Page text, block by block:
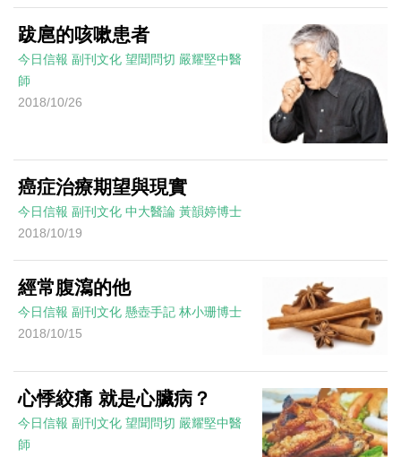
跋扈的咳嗽患者
今日信報 副刊文化 望聞問切 嚴耀堅中醫
師
2018/10/26
癌症治療期望與現實
今日信報 副刊文化 中大醫論 黃韻婷博士
2018/10/19
經常腹瀉的他
今日信報 副刊文化 懸壺手記 林小珊博士
2018/10/15
心悸絞痛 就是心臟病？
今日信報 副刊文化 望聞問切 嚴耀堅中醫
師